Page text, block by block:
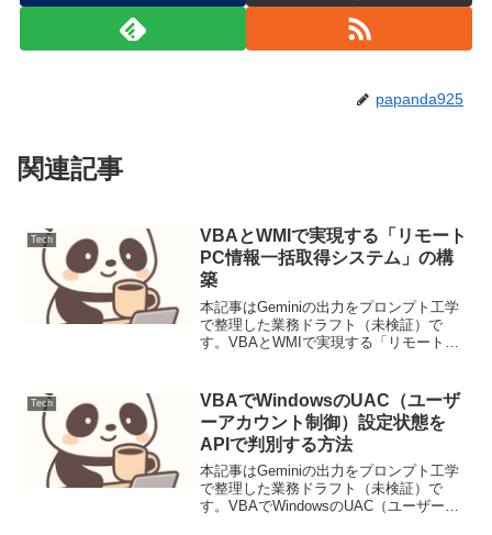
papanda925
関連記事
Tech
VBAとWMIで実現する「リモート
PC情報一括取得システム」の構
築
本記事はGeminiの出力をプロンプト工学
で整理した業務ドラフト（未検証）で
す。VBAとWMIで実現する「リモートPC
の情報を手動収集する負荷を解消。VBA
とWMIで...
Tech
VBAでWindowsのUAC（ユーザ
ーアカウント制御）設定状態を
APIで判別する方法
本記事はGeminiの出力をプロンプト工学
で整理した業務ドラフト（未検証）で
す。VBAでWindowsのUAC（ユーザーア